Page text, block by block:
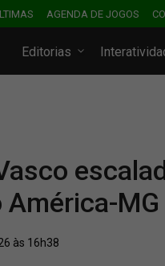
AGENDA DE JOGOS
Editorias
MG
às 16h38